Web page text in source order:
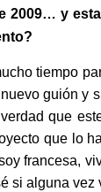
2009… y
tiempo
guión y
que
que lo
francesa,
alguna